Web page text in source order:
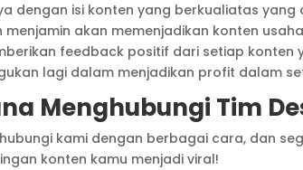
dengan isi konten yang berkualiatas
akan memenjadikan konten
feedback positif dari setiap konten
lagi dalam menjadikan profit dalam
Menghubungi Tim
kami dengan berbagai cara, dan
konten kamu menjadi viral!